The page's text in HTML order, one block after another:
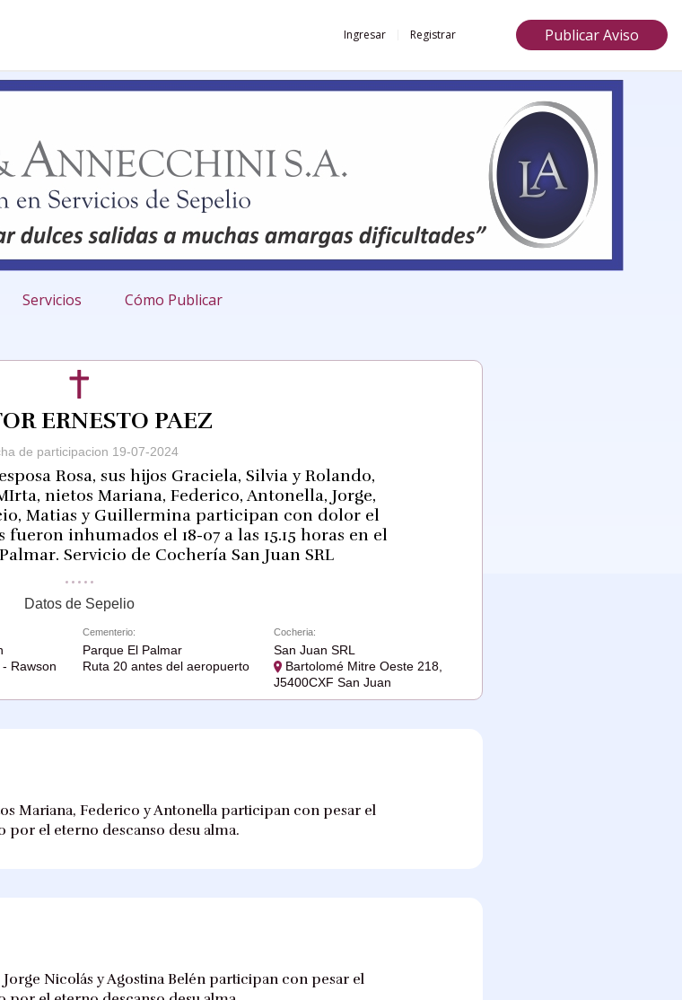
Ingresar Registrar Publicar Aviso
Servicios Cómo Publicar
ERNESTO PAEZ
de participacion 19-07-2024
Rosa, sus hijos Graciela, Silvia y Rolando,
nietos Mariana, Federico, Antonella, Jorge,
Matias y Guillermina participan con dolor el
inhumados el 18-07 a las 15.15 horas en el
Servicio de Cochería San Juan SRL
Datos de Sepelio
Rawson
Cementerio:
Parque El Palmar
Ruta 20 antes del aeropuerto
Cocheria:
San Juan SRL
Bartolomé Mitre Oeste 218,
J5400CXF San Juan
Mariana, Federico y Antonella participan con pesar el
el eterno descanso desu alma.
Nicolás y Agostina Belén participan con pesar el